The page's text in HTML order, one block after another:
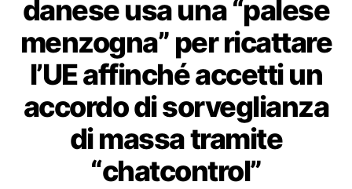
danese usa una “palese
menzogna” per ricattare
l’UE affinché accetti un
accordo di sorveglianza
di massa tramite
“chatcontrol”